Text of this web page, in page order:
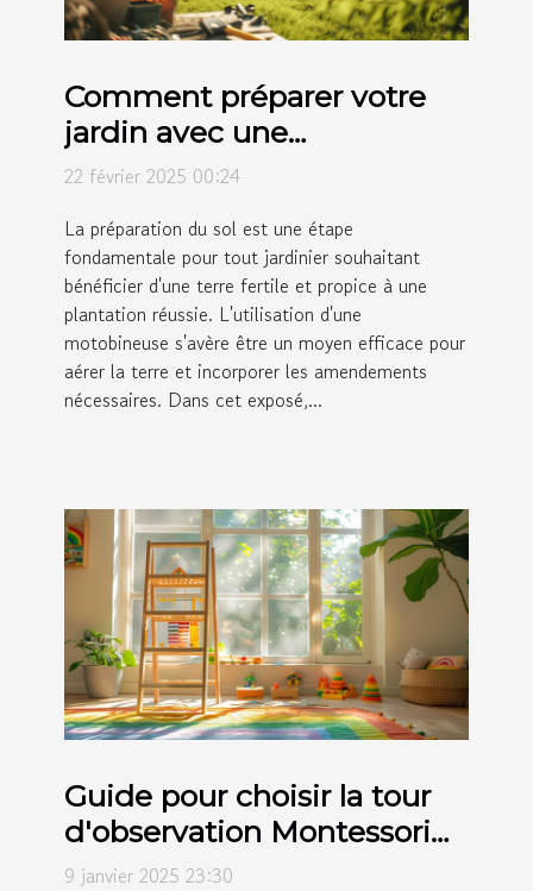
Comment préparer votre
jardin avec une
motobineuse avant la
22 février 2025 00:24
La préparation du sol est une étape
fondamentale pour tout jardinier souhaitant
bénéficier d'une terre fertile et propice à une
plantation réussie. L'utilisation d'une
motobineuse s'avère être un moyen efficace pour
aérer la terre et incorporer les amendements
nécessaires. Dans cet exposé,...
Guide pour choisir la tour
d'observation Montessori
adaptée à votre enfant
9 janvier 2025 23:30